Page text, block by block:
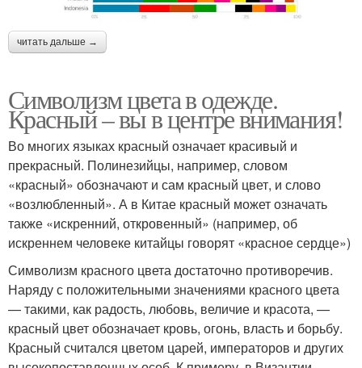
читать дальше →
Символизм цвета в одежде.
Красный – вы в центре внимания!
Во многих языках красный означает красивый и
прекрасный. Полинезийцы, например, словом
«красный» обозначают и сам красный цвет, и слово
«возлюбленный». А в Китае красный может означать
также «искренний, откровенный» (например, об
искреннем человеке китайцы говорят «красное сердце»)
Символизм красного цвета достаточно противоречив.
Наряду с положительными значениями красного цвета
— такими, как радость, любовь, величие и красота, —
красный цвет обозначает кровь, огонь, власть и борьбу.
Красный считался цветом царей, императоров и других